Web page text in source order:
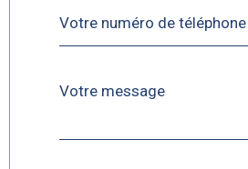
*
Fieldset
défaut
Message